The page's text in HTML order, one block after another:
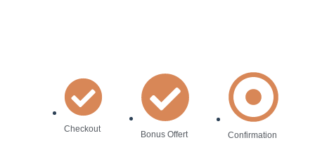
Checkout
Bonus Offert Confirmation